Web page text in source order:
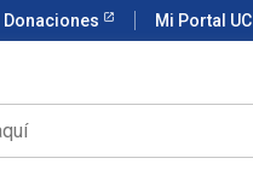
Donaciones Mi Portal UC